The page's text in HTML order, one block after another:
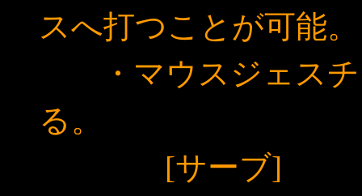
スへ打つことが可能。
・マウスジェスチ
る。
[サーブ]